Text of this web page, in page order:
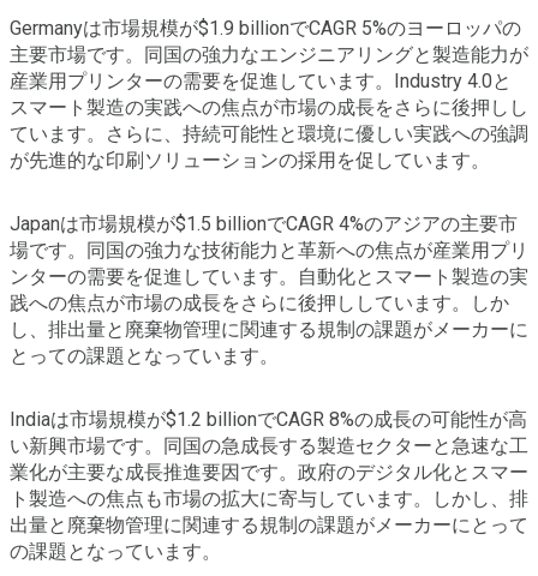
Germanyは市場規模が$1.9 billionでCAGR 5%のヨーロッパの
主要市場です。同国の強力なエンジニアリングと製造能力が
産業用プリンターの需要を促進しています。Industry 4.0と
スマート製造の実践への焦点が市場の成長をさらに後押しし
ています。さらに、持続可能性と環境に優しい実践への強調
が先進的な印刷ソリューションの採用を促しています。
Japanは市場規模が$1.5 billionでCAGR 4%のアジアの主要市
場です。同国の強力な技術能力と革新への焦点が産業用プリ
ンターの需要を促進しています。自動化とスマート製造の実
践への焦点が市場の成長をさらに後押ししています。しか
し、排出量と廃棄物管理に関連する規制の課題がメーカーに
とっての課題となっています。
Indiaは市場規模が$1.2 billionでCAGR 8%の成長の可能性が高
い新興市場です。同国の急成長する製造セクターと急速な工
業化が主要な成長推進要因です。政府のデジタル化とスマー
ト製造への焦点も市場の拡大に寄与しています。しかし、排
出量と廃棄物管理に関連する規制の課題がメーカーにとって
の課題となっています。